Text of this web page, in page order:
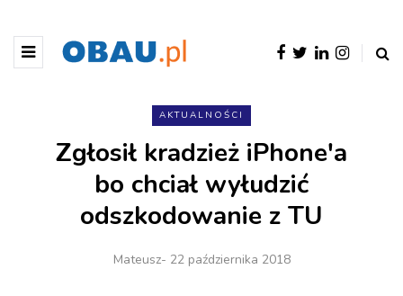
AKTUALNOŚCI
Zgłosił kradzież iPhone'a
bo chciał wyłudzić
odszkodowanie z TU
Mateusz- 22 października 2018